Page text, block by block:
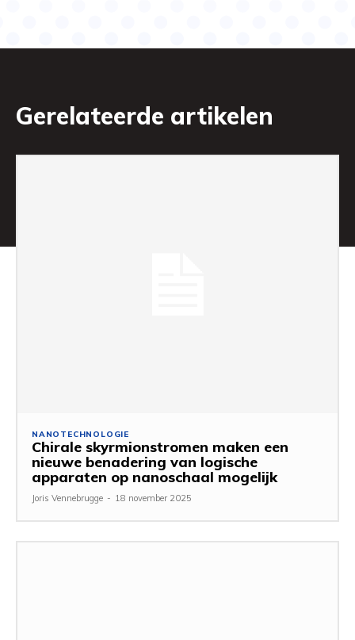
Gerelateerde artikelen
NANOTECHNOLOGIE
Chirale skyrmionstromen maken een
nieuwe benadering van logische
apparaten op nanoschaal mogelijk
Joris Vennebrugge - 18 november 2025